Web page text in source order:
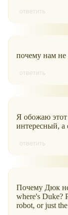
ответить
почему нам не
ответить
Я обожаю
интересный, а
ответить
Почему Дюк не
where's Duke?
robot, or just